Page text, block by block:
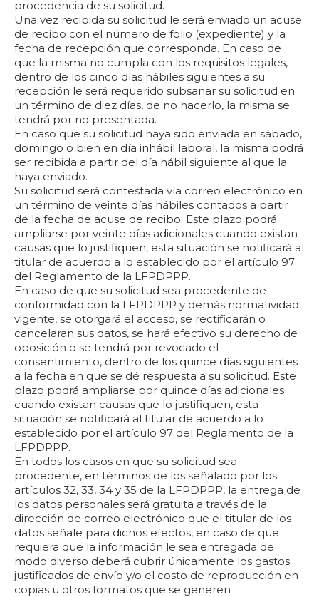
procedencia de su solicitud.
Una vez recibida su solicitud le será enviado un acuse
de recibo con el número de folio (expediente) y la
fecha de recepción que corresponda. En caso de
que la misma no cumpla con los requisitos legales,
dentro de los cinco días hábiles siguientes a su
recepción le será requerido subsanar su solicitud en
un término de diez días, de no hacerlo, la misma se
tendrá por no presentada.
En caso que su solicitud haya sido enviada en sábado,
domingo o bien en día inhábil laboral, la misma podrá
ser recibida a partir del día hábil siguiente al que la
haya enviado.
Su solicitud será contestada vía correo electrónico en
un término de veinte días hábiles contados a partir
de la fecha de acuse de recibo. Este plazo podrá
ampliarse por veinte días adicionales cuando existan
causas que lo justifiquen, esta situación se notificará al
titular de acuerdo a lo establecido por el artículo 97
del Reglamento de la LFPDPPP.
En caso de que su solicitud sea procedente de
conformidad con la LFPDPPP y demás normatividad
vigente, se otorgará el acceso, se rectificarán o
cancelaran sus datos, se hará efectivo su derecho de
oposición o se tendrá por revocado el
consentimiento, dentro de los quince días siguientes
a la fecha en que se dé respuesta a su solicitud. Este
plazo podrá ampliarse por quince días adicionales
cuando existan causas que lo justifiquen, esta
situación se notificará al titular de acuerdo a lo
establecido por el artículo 97 del Reglamento de la
LFPDPPP.
En todos los casos en que su solicitud sea
procedente, en términos de los señalado por los
artículos 32, 33, 34 y 35 de la LFPDPPP, la entrega de
los datos personales será gratuita a través de la
dirección de correo electrónico que el titular de los
datos señale para dichos efectos, en caso de que
requiera que la información le sea entregada de
modo diverso deberá cubrir únicamente los gastos
justificados de envío y/o el costo de reproducción en
copias u otros formatos que se generen